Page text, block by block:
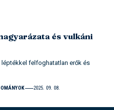
és vulkáni
felfoghatatlan erők és
2025. 09. 08.